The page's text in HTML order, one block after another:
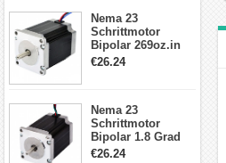
Nema 23
Schrittmotor
Bipolar 269oz.in
2,8A 57x57x76mm
€26.24
Nema 23
Schrittmotor
Bipolar 1.8 Grad
1.9Nm 3A 3.36V 4
€26.24